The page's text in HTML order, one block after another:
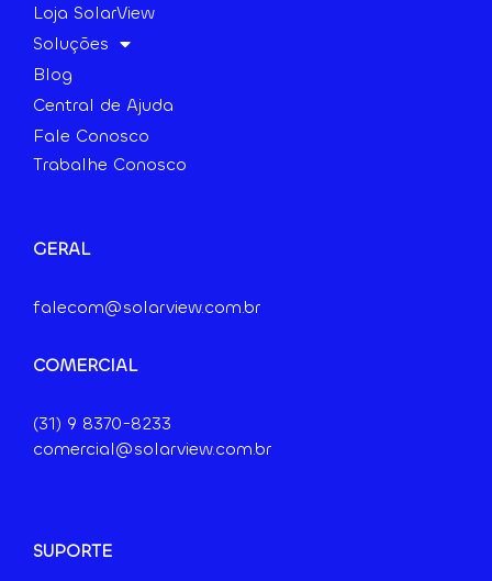
Loja SolarView
Soluções
Blog
Central de Ajuda
Fale Conosco
Trabalhe Conosco
GERAL
falecom@solarview.com.br
COMERCIAL
(31) 9 8370-8233
comercial@solarview.com.br
SUPORTE